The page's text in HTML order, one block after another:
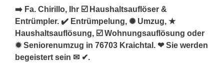
➡️ Fa. Chirillo, Ihr ☑️ Haushaltsauflöser &
Entrümpler. ✔️ Entrümpelung, ✺ Umzug, ★
Haushaltsauflösung, ☑️ Wohnungsauflösung oder
✹ Seniorenumzug in 76703 Kraichtal. ❤ Sie werden
begeistert sein ✉ ✔.